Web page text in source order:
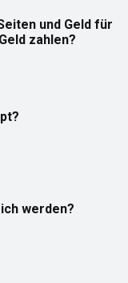
und Geld für
zahlen?
werden?